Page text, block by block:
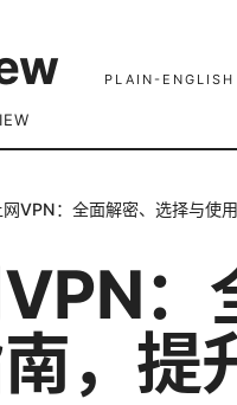
PLAIN-ENGLISH
VPN：全面解密、选择与使
：
，提